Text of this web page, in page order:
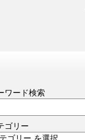
ワード検索
ゴリー